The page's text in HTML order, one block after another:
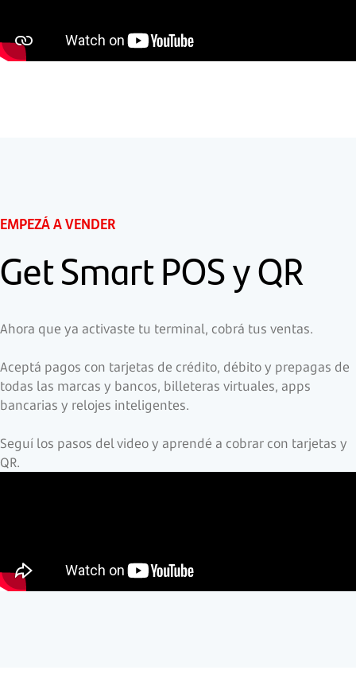
EMPEZÁ A VENDER
Get Smart POS y QR
Ahora que ya activaste tu terminal, cobrá tus ventas.
Aceptá pagos con tarjetas de crédito, débito y prepagas de
todas las marcas y bancos, billeteras virtuales, apps
bancarias y relojes inteligentes.
Seguí los pasos del video y aprendé a cobrar con tarjetas y
QR.